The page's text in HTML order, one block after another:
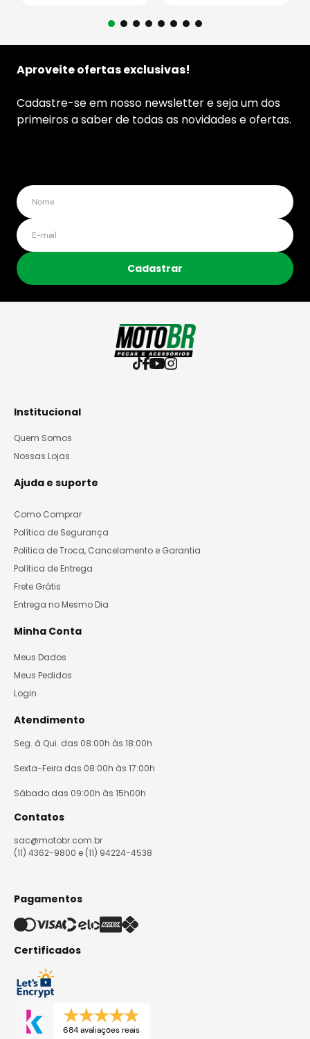
Aproveite ofertas exclusivas!
Cadastre-se em nosso newsletter e seja um dos
primeiros a saber de todas as novidades e ofertas.
Cadastrar
Institucional
Quem Somos
Nossas Lojas
Ajuda e suporte
Como Comprar
Política de Segurança
Politica de Troca, Cancelamento e Garantia
Política de Entrega
Frete Grátis
Entrega no Mesmo Dia
Minha Conta
Meus Dados
Meus Pedidos
Login
Atendimento
Seg. à Qui. das 08:00h às 18:00h
Sexta-Feira das 08:00h às 17:00h
Sábado das 09:00h às 15h00h
Contatos
sac@motobr.com.br
(11) 4362-9800 e (11) 94224-4538
Pagamentos
Certificados
684 avaliações reais